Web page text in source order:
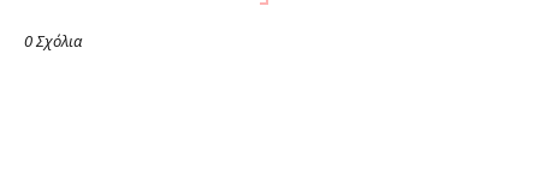
0 Σχόλια